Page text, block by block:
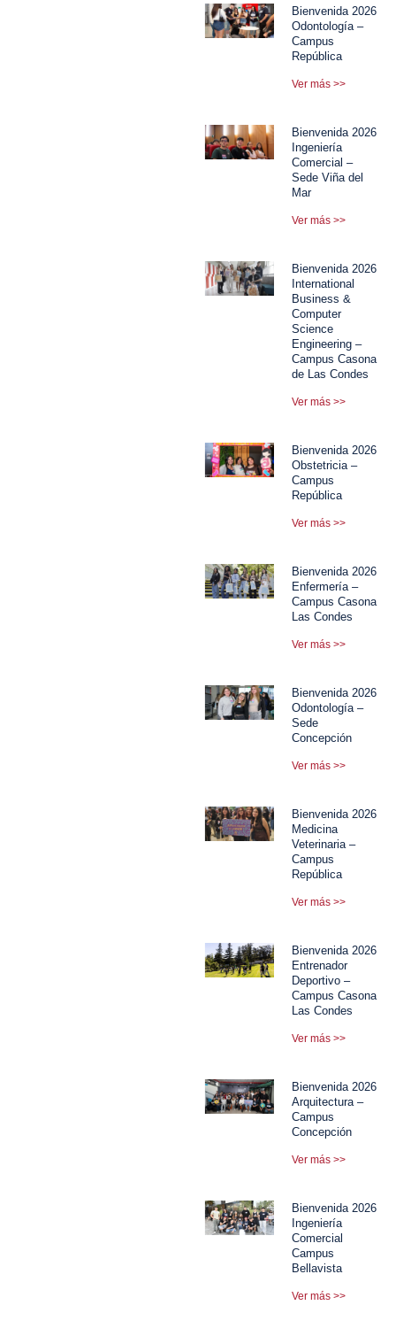
Bienvenida 2026
Odontología –
Campus
República
Ver más >>
Bienvenida 2026
Ingeniería
Comercial –
Sede Viña del
Mar
Ver más >>
Bienvenida 2026
International
Business &
Computer
Science
Engineering –
Campus Casona
de Las Condes
Ver más >>
Bienvenida 2026
Obstetricia –
Campus
República
Ver más >>
Bienvenida 2026
Enfermería –
Campus Casona
Las Condes
Ver más >>
Bienvenida 2026
Odontología –
Sede
Concepción
Ver más >>
Bienvenida 2026
Medicina
Veterinaria –
Campus
República
Ver más >>
Bienvenida 2026
Entrenador
Deportivo –
Campus Casona
Las Condes
Ver más >>
Bienvenida 2026
Arquitectura –
Campus
Concepción
Ver más >>
Bienvenida 2026
Ingeniería
Comercial
Campus
Bellavista
Ver más >>